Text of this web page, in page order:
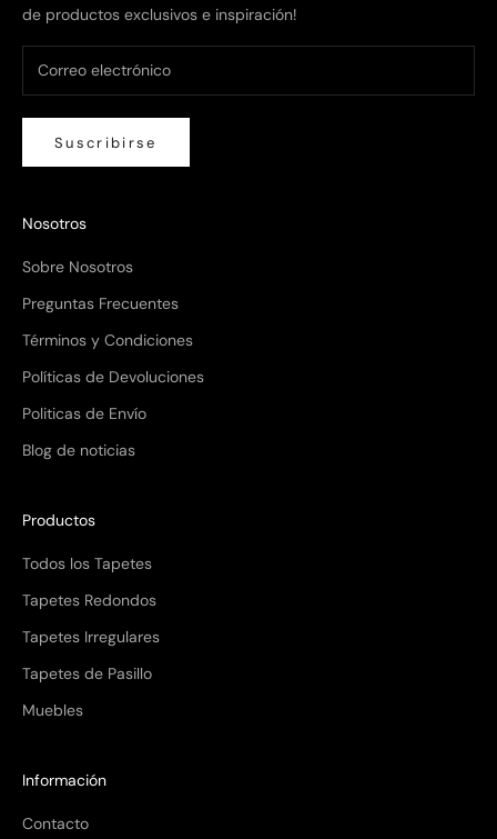
de productos exclusivos e inspiración!
Suscribirse
Nosotros
Sobre Nosotros
Preguntas Frecuentes
Términos y Condiciones
Políticas de Devoluciones
Politicas de Envío
Blog de noticias
Productos
Todos los Tapetes
Tapetes Redondos
Tapetes Irregulares
Tapetes de Pasillo
Muebles
Información
Contacto